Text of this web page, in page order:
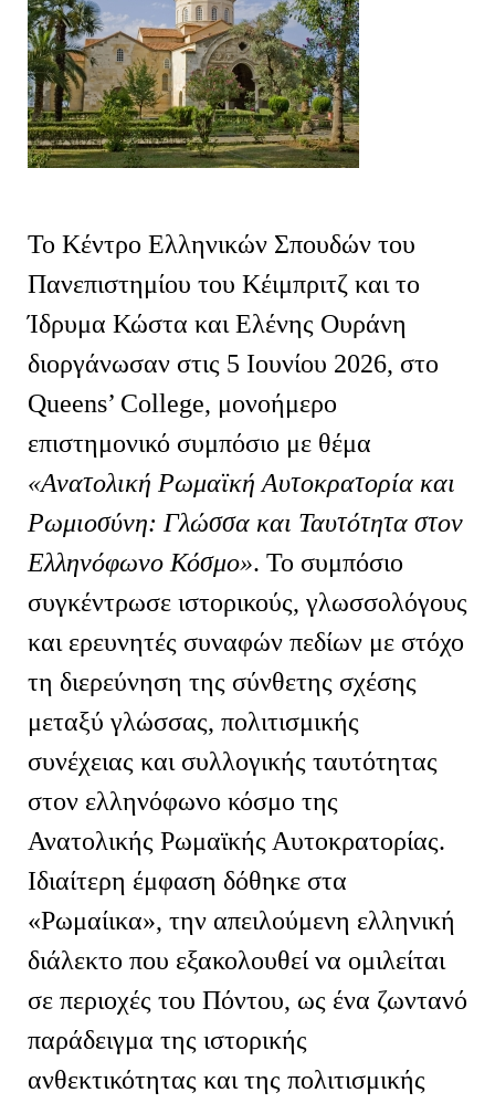
Το Κέντρο Ελληνικών Σπουδών του
Πανεπιστημίου του Κέιμπριτζ και το
Ίδρυμα Κώστα και Ελένης Ουράνη
διοργάνωσαν στις 5 Ιουνίου 2026, στο
Queens’ College, μονοήμερο
επιστημονικό συμπόσιο με θέμα
«Ανατολική Ρωμαϊκή Αυτοκρατορία και
Ρωμιοσύνη: Γλώσσα και Ταυτότητα στον
Ελληνόφωνο Κόσμο». Το συμπόσιο
συγκέντρωσε ιστορικούς, γλωσσολόγους
και ερευνητές συναφών πεδίων με στόχο
τη διερεύνηση της σύνθετης σχέσης
μεταξύ γλώσσας, πολιτισμικής
συνέχειας και συλλογικής ταυτότητας
στον ελληνόφωνο κόσμο της
Ανατολικής Ρωμαϊκής Αυτοκρατορίας.
Ιδιαίτερη έμφαση δόθηκε στα
«Ρωμαίικα», την απειλούμενη ελληνική
διάλεκτο που εξακολουθεί να ομιλείται
σε περιοχές του Πόντου, ως ένα ζωντανό
παράδειγμα της ιστορικής
ανθεκτικότητας και της πολιτισμικής